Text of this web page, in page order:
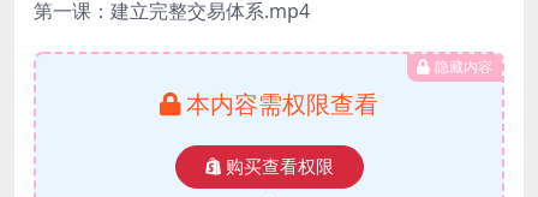
第一课：建立完整交易体系.mp4
隐藏内容
本内容需权限查看
购买查看权限